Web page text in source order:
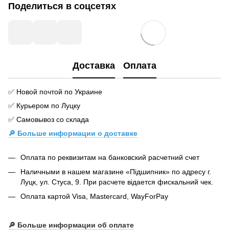
Поделиться в соцсетях
Доставка Оплата
✅ Новой почтой по Украине
✅ Курьером по Луцку
✅ Самовывоз со склада
🔎 Больше информации о доставке
Оплата по реквизитам на банковский расчетний счет
Наличными в нашем магазине «Підшипник» по адресу г.
Луцк, ул. Стуса, 9. При расчете відается фискальний чек.
Оплата картой Visa, Mastercard, WayForPay
🔎 Больше информации об оплате